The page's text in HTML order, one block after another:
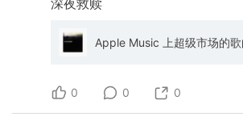
深夜救赎
Apple Music 上超级市场的歌
0 0 0